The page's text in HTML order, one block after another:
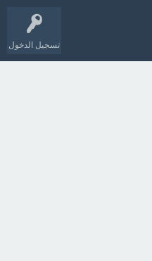
تسجيل الدخول